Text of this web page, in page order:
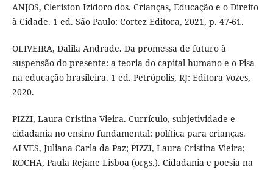
ANJOS, Cleriston Izidoro dos. Crianças, Educação e o Direito
à Cidade. 1 ed. São Paulo: Cortez Editora, 2021, p. 47-61.
OLIVEIRA, Dalila Andrade. Da promessa de futuro à
suspensão do presente: a teoria do capital humano e o Pisa
na educação brasileira. 1 ed. Petrópolis, RJ: Editora Vozes,
2020.
PIZZI, Laura Cristina Vieira. Currículo, subjetividade e
cidadania no ensino fundamental: política para crianças.
ALVES, Juliana Carla da Paz; PIZZI, Laura Cristina Vieira;
ROCHA, Paula Rejane Lisboa (orgs.). Cidadania e poesia na